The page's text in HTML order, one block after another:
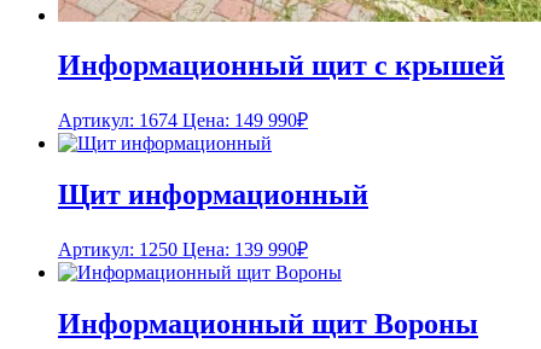
Информационный щит с крышей
Артикул: 1674 Цена: 149 990₽
Щит информационный
Артикул: 1250 Цена: 139 990₽
Информационный щит Вороны